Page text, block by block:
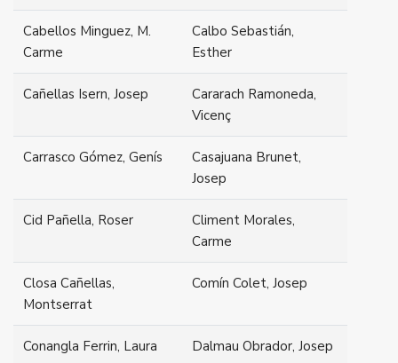
Cabellos Minguez, M.
Carme
Calbo Sebastián,
Esther
Cañellas Isern, Josep
Cararach Ramoneda,
Vicenç
Carrasco Gómez, Genís
Casajuana Brunet,
Josep
Cid Pañella, Roser
Climent Morales,
Carme
Closa Cañellas,
Montserrat
Comín Colet, Josep
Conangla Ferrin, Laura Dalmau Obrador, Josep